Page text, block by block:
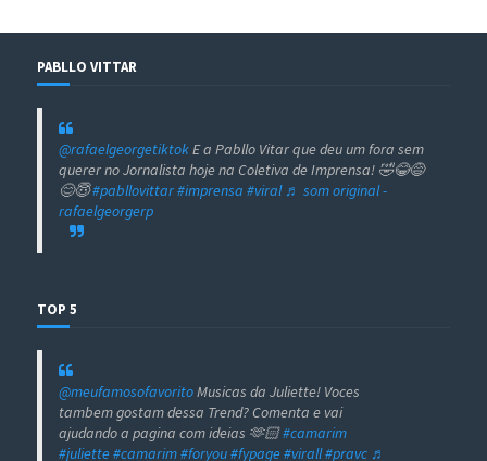
PABLLO VITTAR
@rafaelgeorgetiktokE a Pabllo Vitar que deu um fora sem
querer no Jornalista hoje na Coletiva de Imprensa! 🤣😂😅
😊😇#pabllovittar#imprensa #viral ♬ som original -
rafaelgeorgerp
TOP 5
@meufamosofavoritoMusicas da Juliette! Voces
tambem gostam dessa Trend? Comenta e vai
ajudando a pagina com ideias 🫶🏻#camarim
#juliette#camarim#foryou#fypage#virall#pravc ♬